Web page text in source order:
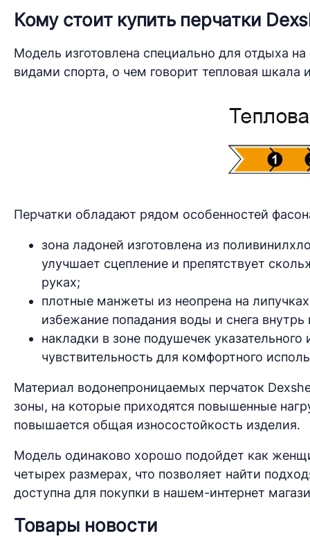
Кому стоит купить перчатки
Модель изготовлена специально для отдыха
видами спорта, о чем говорит тепловая шкала
Перчатки обладают рядом особенностей
зона ладоней изготовлена из
улучшает сцепление и препятствует
руках;
плотные манжеты из неопрена на
избежание попадания воды и снега внутрь
накладки в зоне подушечек
чувствительность для комфортного
Материал водонепроницаемых перчаток
зоны, на которые приходятся повышенные
повышается общая износостойкость изделия.
Модель одинаково хорошо подойдет как
четырех размерах, что позволяет найти
доступна для покупки в нашем-интернет
Товары новости